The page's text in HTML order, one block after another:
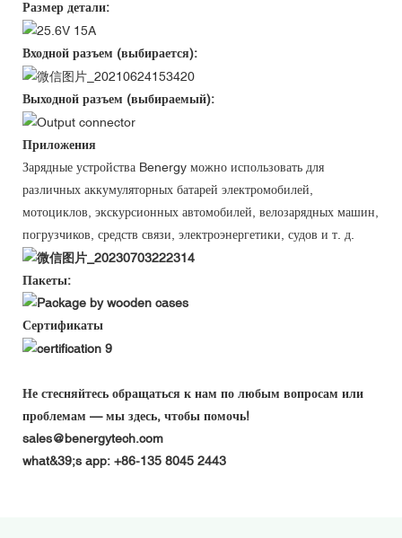
Размер детали:
Входной разъем (выбирается):
Выходной разъем (выбираемый):
Приложения
Зарядные устройства Benergy можно использовать для
различных аккумуляторных батарей электромобилей,
мотоциклов, экскурсионных автомобилей, велозарядных машин,
погрузчиков, средств связи, электроэнергетики, судов и т. д.
Пакеты:
Сертификаты
Не стесняйтесь обращаться к нам по любым вопросам или
проблемам — мы здесь, чтобы помочь!
sales@benergytech.com
what&39;s app: +86-135 8045 2443